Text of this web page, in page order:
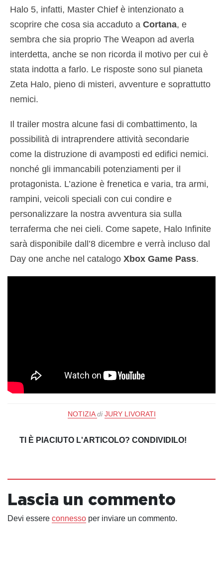
Halo 5, infatti, Master Chief è intenzionato a
scoprire che cosa sia accaduto a Cortana, e
sembra che sia proprio The Weapon ad averla
interdetta, anche se non ricorda il motivo per cui è
stata indotta a farlo. Le risposte sono sul pianeta
Zeta Halo, pieno di misteri, avventure e soprattutto
nemici.
Il trailer mostra alcune fasi di combattimento, la
possibilità di intraprendere attività secondarie
come la distruzione di avamposti ed edifici nemici.
nonché gli immancabili potenziamenti per il
protagonista. L’azione è frenetica e varia, tra armi,
rampini, veicoli speciali con cui condire e
personalizzare la nostra avventura sia sulla
terraferma che nei cieli. Come sapete, Halo Infinite
sarà disponibile dall’8 dicembre e verrà incluso dal
Day one anche nel catalogo Xbox Game Pass.
NOTIZIA di JURY LIVORATI
TI È PIACIUTO L'ARTICOLO? CONDIVIDILO!
Lascia un commento
Devi essere connesso per inviare un commento.